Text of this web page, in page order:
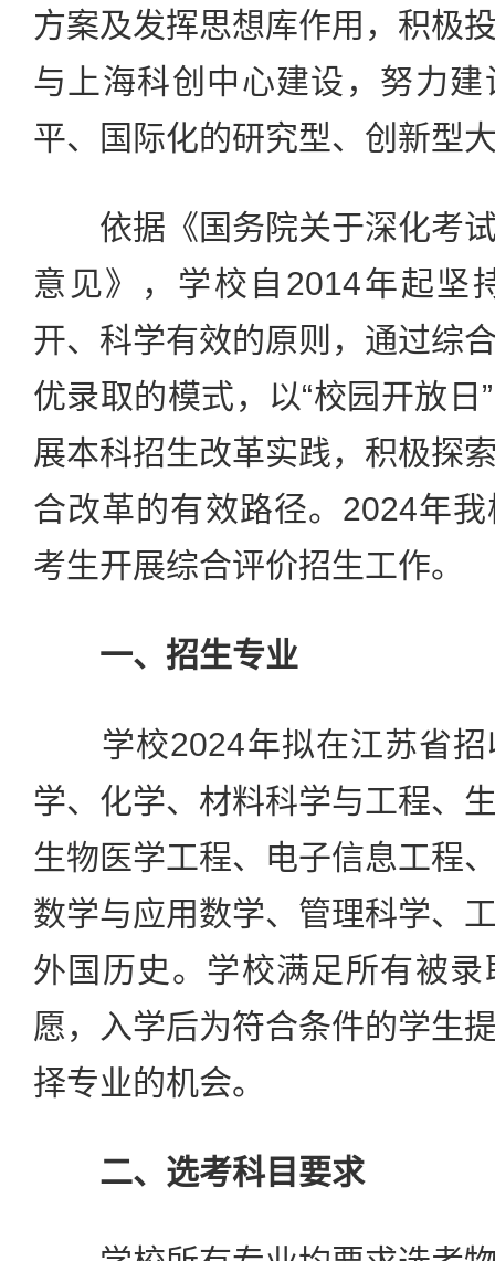
方案及发挥思想库作用，积极
与上海科创中心建设，努力
平、国际化的研究型、创新型
依据《国务院关于深化考试
意见》，学校自2014年起坚
开、科学有效的原则，通过综
优录取的模式，以“校园开放日
展本科招生改革实践，积极探
合改革的有效路径。2024年
考生开展综合评价招生工作。
一、招生专业
学校2024年拟在江苏省招
学、化学、材料科学与工程、
生物医学工程、电子信息工程
数学与应用数学、管理科学、
外国历史。学校满足所有被
愿，入学后为符合条件的学生
择专业的机会。
二、选考科目要求